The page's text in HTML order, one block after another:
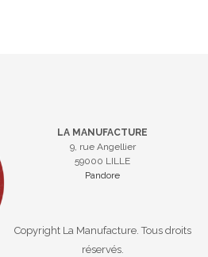
LA MANUFACTURE
9, rue Angellier
59000 LILLE
Pandore
Copyright La Manufacture. Tous droits
réservés.